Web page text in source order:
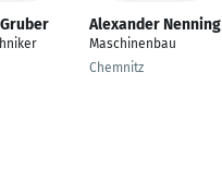
Alexander Nenning
Maschinenbau
Chemnitz